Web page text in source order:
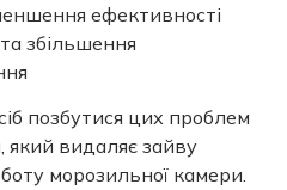
ефективності
збільшення
позбутися цих проблем
видаляє зайву
морозильної камери.